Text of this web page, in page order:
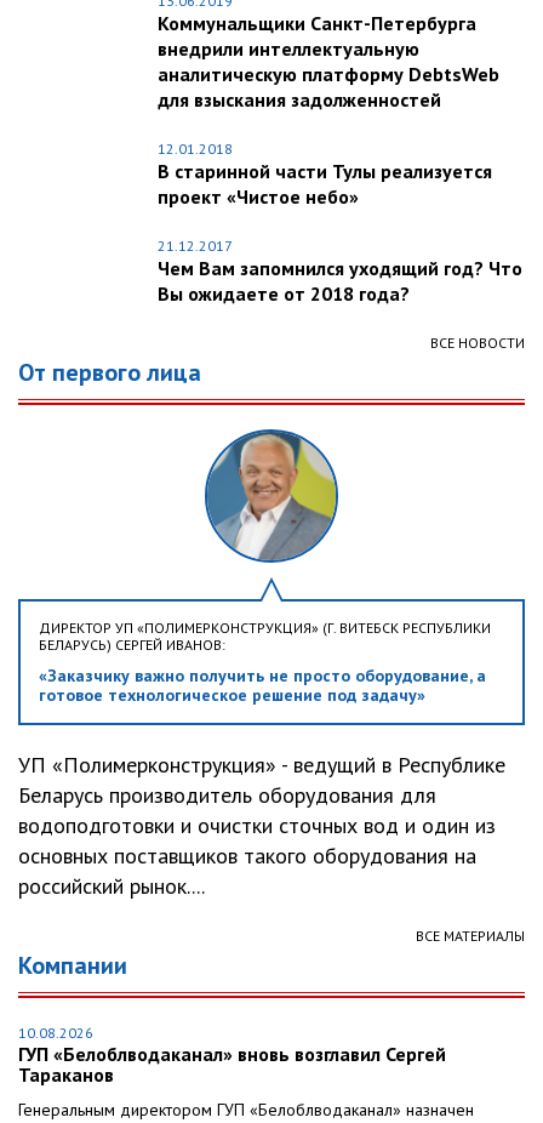
Коммунальщики Санкт-Петербурга
внедрили интеллектуальную
аналитическую платформу DebtsWeb
для взыскания задолженностей
12.01.2018
В старинной части Тулы реализуется
проект «Чистое небо»
21.12.2017
Чем Вам запомнился уходящий год? Что
Вы ожидаете от 2018 года?
ВСЕ НОВОСТИ
От первого лица
ДИРЕКТОР УП «ПОЛИМЕРКОНСТРУКЦИЯ» (Г. ВИТЕБСК РЕСПУБЛИКИ
БЕЛАРУСЬ) СЕРГЕЙ ИВАНОВ:
«Заказчику важно получить не просто оборудование, а
готовое технологическое решение под задачу»
УП «Полимерконструкция» - ведущий в Республике
Беларусь производитель оборудования для
водоподготовки и очистки сточных вод и один из
основных поставщиков такого оборудования на
российский рынок....
ВСЕ МАТЕРИАЛЫ
Компании
10.08.2026
ГУП «Белоблводаканал» вновь возглавил Сергей
Тараканов
Генеральным директором ГУП «Белоблводаканал» назначен